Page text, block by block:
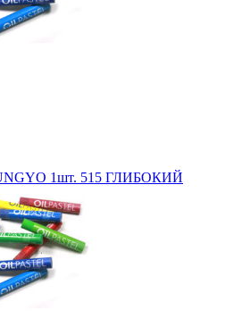
1шт. 515 ГЛИБОКИЙ